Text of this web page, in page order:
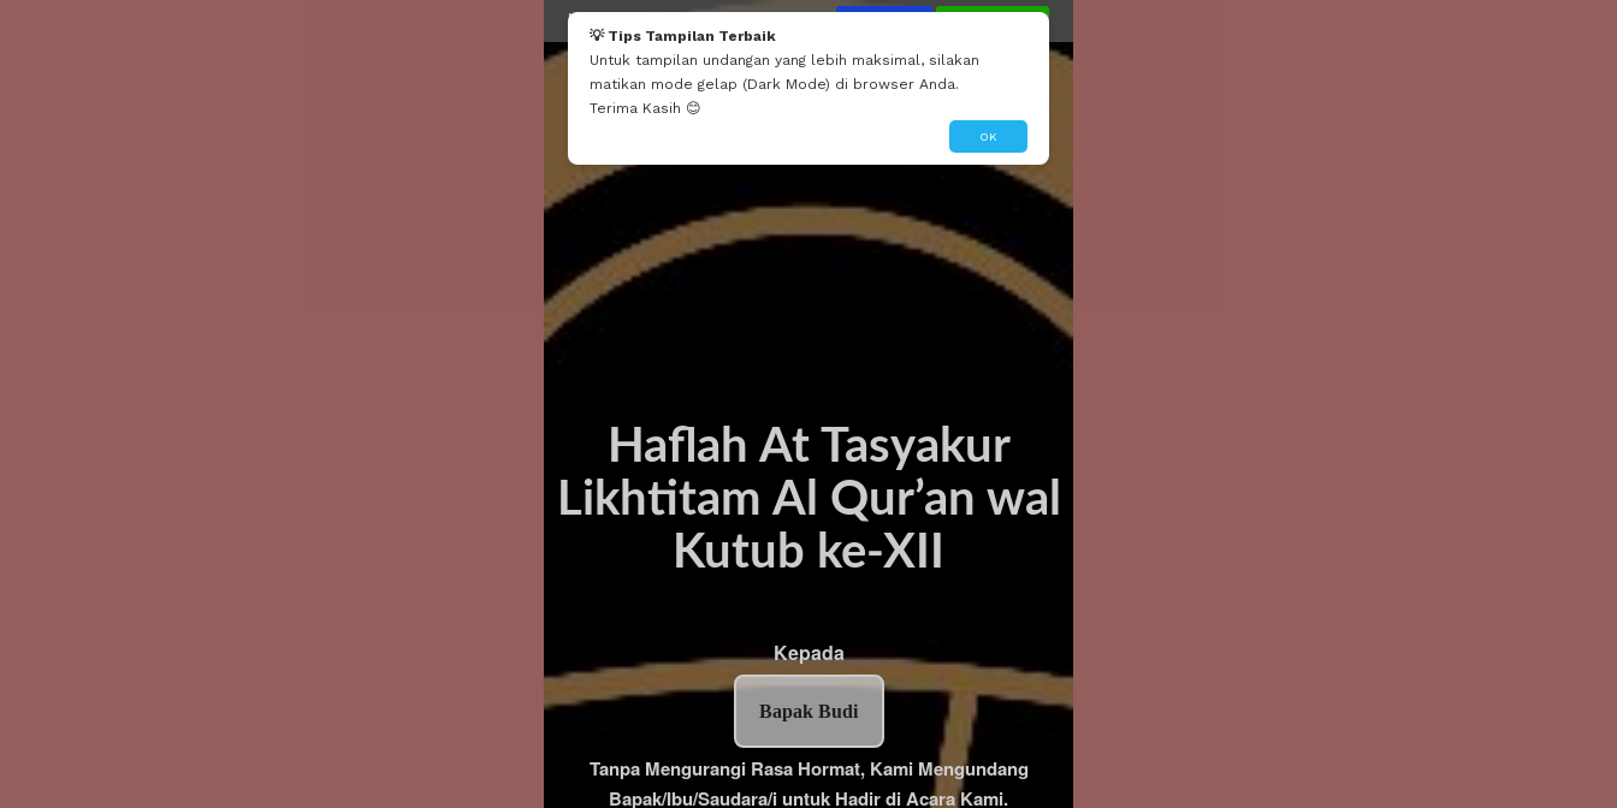
💡 Tips Tampilan Terbaik
Untuk tampilan undangan yang lebih maksimal, silakan
matikan mode gelap (Dark Mode) di browser Anda.
Terima Kasih 😊
OK
Mau seperti ini? Dibuatin Admin
Haflah At Tasyakur
Likhtitam Al Qur’an wal
Kutub ke-XII
Kepada
Bapak Budi
Tanpa Mengurangi Rasa Hormat, Kami Mengundang
Bapak/Ibu/Saudara/i untuk Hadir di Acara Kami.